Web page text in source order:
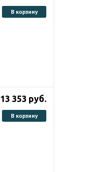
В корзину
13 353 руб.
В корзину